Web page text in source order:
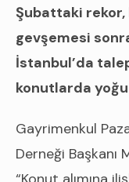
Şubattaki rekor,
gevşemesi
İstanbul’da
konutlarda
Gayrimenkul
Derneği Başkanı